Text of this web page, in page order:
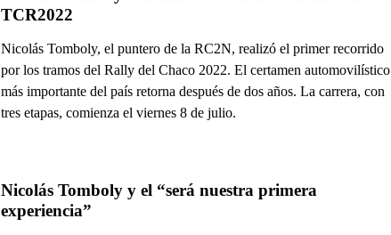
TCR2022
Nicolás Tomboly, el puntero de la RC2N, realizó el primer recorrido
por los tramos del Rally del Chaco 2022. El certamen automovilístico
más importante del país retorna después de dos años. La carrera, con
tres etapas, comienza el viernes 8 de julio.
Nicolás Tomboly y el “será nuestra primera
experiencia”